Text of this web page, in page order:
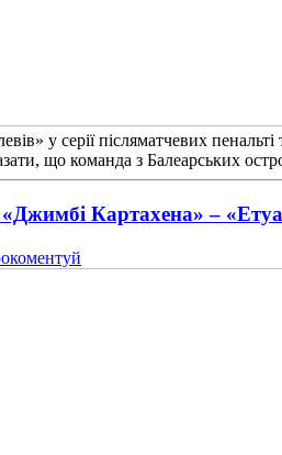
у серії післяматчевих
що команда з Балеарських
«Джимбі Картахена» –